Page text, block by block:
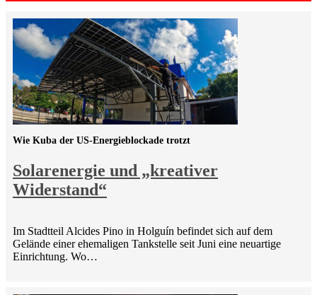
Solarenergie und „kreativer
Widerstand“
Wie Kuba der US-Energieblockade trotzt
Im Stadtteil Alcides Pino in Holguín befindet sich auf dem
Gelände einer ehemaligen Tankstelle seit Juni eine neuartige
Einrichtung. Wo…